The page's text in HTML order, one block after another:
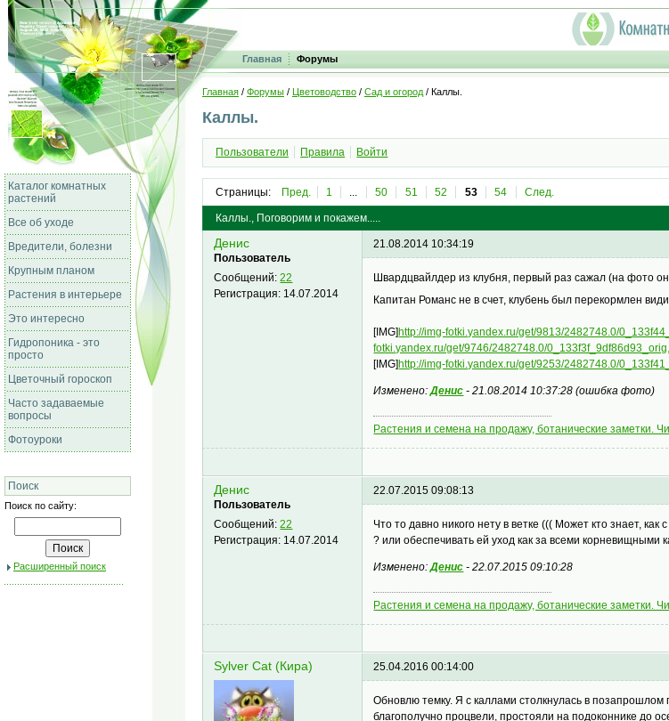
Главная Форумы
Каталог комнатных
растений
Все об уходе
Вредители, болезни
Крупным планом
Растения в интерьере
Это интересно
Гидропоника - это
просто
Цветочный гороскоп
Часто задаваемые
вопросы
Фотоуроки
Поиск
Поиск по сайту:
Расширенный поиск
Главная / Форумы / Цветоводство / Сад и огород / Каллы.
Каллы.
Пользователи Правила Войти
Страницы: Пред. 1 ... 50 51 52 53 54 След.
Каллы., Поговорим и покажем.....
Денис
Пользователь
Сообщений:22
Регистрация: 14.07.2014
21.08.2014 10:34:19
Швардцвайлдер из клубня, первый раз сажал (на фото
Капитан Романс не в счет, клубень был перекормлен
[IMG]http://img-fotki.yandex.ru/get/9813/2482748.0/
fotki.yandex.ru/get/9746/2482748.0/
[IMG]http://img-fotki.yandex.ru/get/9253/2482748.0/
Изменено:Денис -21.08.2014 10:37:28 (ошибка фото)
Растения и семена на продажу, ботанические заметки.
Денис
Пользователь
Сообщений:22
Регистрация: 14.07.2014
22.07.2015 09:08:13
Что то давно никого нету в ветке ((( Может кто знает, как
? или обеспечивать ей уход как за всеми корневищными
Изменено:Денис -22.07.2015 09:10:28
Растения и семена на продажу, ботанические заметки.
Sylver Cat (Кира) 25.04.2016 00:14:00
Обновлю темку. Я с каллами столкнулась в
благополучно процвели, простояли на подоконнике до